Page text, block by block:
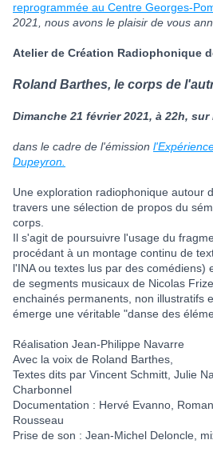
reprogrammée au Centre Georges-
2021, nous avons le plaisir de vous
Atelier de Création Radiophonique
Roland Barthes, le corps de
Dimanche 21 février 2021, à 22h,
dans le cadre de l'émission
Dupeyron.
Une exploration radiophonique autour
travers une sélection de propos du
corps.
Il s'agit de poursuivre l'usage du
procédant à un montage continu de
l'INA ou textes lus par des comédiens)
de segments musicaux de Nicolas
enchainés permanents, non illustratifs
émerge une véritable "danse des
Réalisation Jean-Philippe Navarre
Avec la voix de Roland Barthes,
Textes dits par Vincent Schmitt, Julie
Charbonnel
Documentation : Hervé Evanno,
Rousseau
Prise de son : Jean-Michel Deloncle,